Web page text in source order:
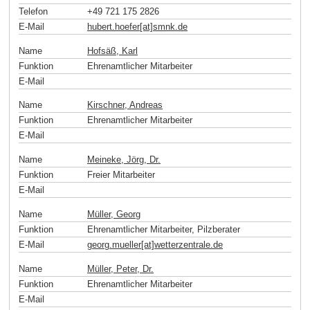
Telefon
+49 721 175 2826
E-Mail
hubert.hoefer[at]smnk de
Name
Hofsäß, Karl
Funktion
Ehrenamtlicher Mitarbeiter
E-Mail
Name
Kirschner, Andreas
Funktion
Ehrenamtlicher Mitarbeiter
E-Mail
Name
Meineke, Jörg, Dr.
Funktion
Freier Mitarbeiter
E-Mail
Name
Müller, Georg
Funktion
Ehrenamtlicher Mitarbeiter, Pilzberater
E-Mail
georg.mueller[at]wetterzentrale de
Name
Müller, Peter, Dr.
Funktion
Ehrenamtlicher Mitarbeiter
E-Mail